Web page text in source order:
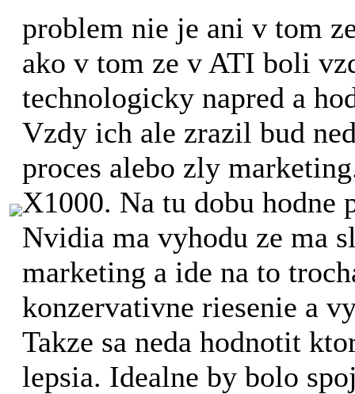
problem nie je ani v tom
ako v tom ze v ATI boli
technologicky napred a
Vzdy ich ale zrazil bud
proces alebo zly
X1000. Na tu dobu hodne
Nvidia ma vyhodu ze ma
marketing a ide na to
konzervativne riesenie a
Takze sa neda hodnotit
lepsia. Idealne by bolo